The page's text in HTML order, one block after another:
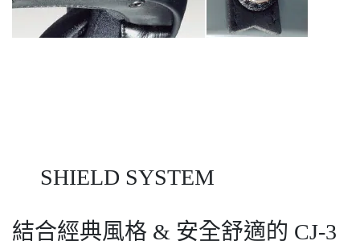
SHIELD SYSTEM
結合經典風格 & 安全舒適的 CJ-3